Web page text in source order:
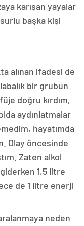
karışan yayalar
başka kişi
alınan ifadesi de
bir grubun
doğru kırdım,
aydınlatmalar
hayatımda
Olay öncesinde
Zaten alkol
1,5 litre
de 1 litre enerji
neden